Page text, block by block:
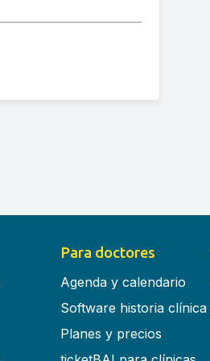
Para doctores
Agenda y calendario
Software historia clínica
Planes y precios